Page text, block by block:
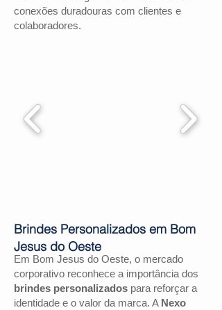
conexões duradouras com clientes e
colaboradores.
Em Bom Jesus do Oeste, o mercado
corporativo reconhece a importância dos
brindes personalizados para reforçar a
identidade e o valor da marca. A Nexo
Brindes Personalizados em Bom
Jesus do Oeste